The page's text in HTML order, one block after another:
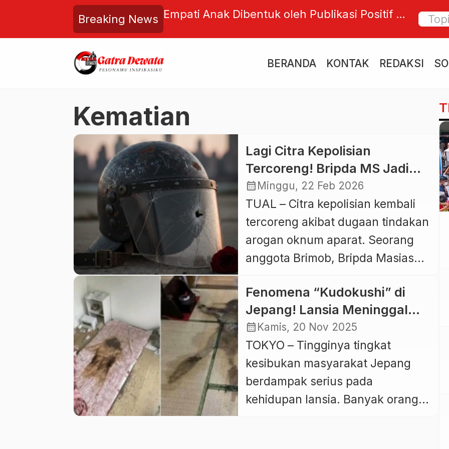
Breaking News
Replik JPU Penuh
Sajikan Duplik Balasan
Empati Anak Dibentuk oleh Publikasi Positif di
BERANDA KONTAK REDAKSI
Kematian
Lagi Citra Kepolisian
Tercoreng! Bripda MS Jadi
Tersangka Tewasnya Pelajar
MTs di Tual
calendar_month Minggu, 22 Feb 2026
TUAL – Citra kepolisian kembali
tercoreng akibat dugaan tindakan
arogan oknum aparat. Seorang
anggota Brimob, Bripda Masias
sebagai tersangka dalam kasus
penganiayaan yang
mengakibatkan seorang pelajar
madrasah tsanawiyah (MTs)
berinisial AT (14) meninggal
dunia. Kapolres Tual, AKBP
Whansi Des Asmoro, menyatakan
Fenomena “Kudokushi” di
Jepang! Lansia Meninggal
dalam Kesepian, Pakar Sebut
Krisis Sosial Makin
Mengkhawatirkan
calendar_month Kamis, 20 Nov 2025
TOKYO – Tingginya tingkat
kesibukan masyarakat Jepang
berdampak serius pada
kehidupan lansia. Banyak orang